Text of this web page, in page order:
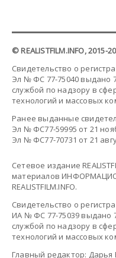
© REALISTFILM.INFO, 2015-
Свидетельство о
Эл № ФС 77-75040 выдано
службой по надзору в
технологий и массовых
Ранее выданные
Эл № ФС77-59995 от 21
Эл № ФС77-70731 от 21
Сетевое издание
материалов
REALISTFILM.INFO.
Свидетельство о
ИА № ФС 77-75039 выдано
службой по надзору в
технологий и массовых
Главный редактор: Дарья